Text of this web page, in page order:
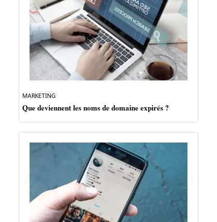
MARKETING
Que deviennent les noms de domaine expirés ?